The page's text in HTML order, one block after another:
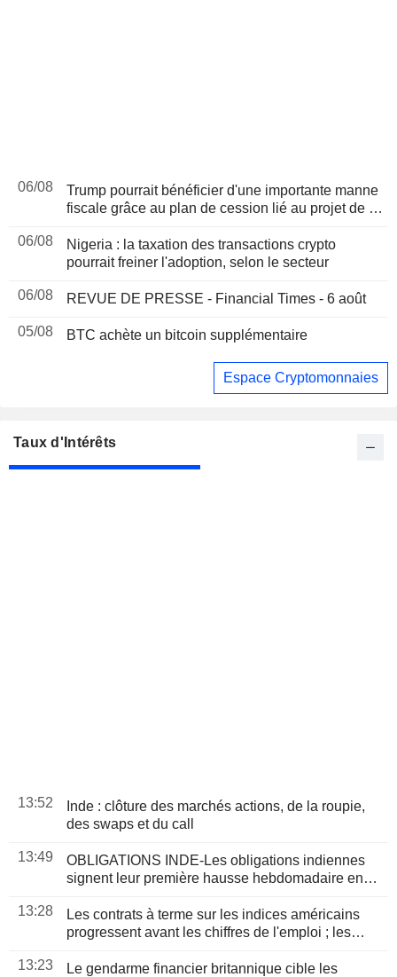
06/08
Trump pourrait bénéficier d'une importante manne
fiscale grâce au plan de cession lié au projet de loi
06/08
Nigeria : la taxation des transactions crypto
pourrait freiner l'adoption, selon le secteur
06/08 REVUE DE PRESSE - Financial Times - 6 août
05/08 BTC achète un bitcoin supplémentaire
Espace Cryptomonnaies
Taux d'Intérêts
13:52
Inde : clôture des marchés actions, de la roupie,
des swaps et du call
13:49
OBLIGATIONS INDE-Les obligations indiennes
signent leur première hausse hebdomadaire en
brut
13:28
Les contrats à terme sur les indices américains
progressent avant les chiffres de l'emploi ; les
13:23
Le gendarme financier britannique cible les